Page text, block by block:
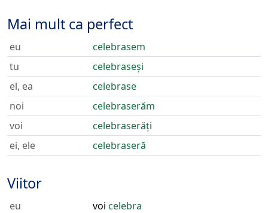
Mai mult ca perfect
eu
celebrasem
tu
celebraseși
el, ea
celebrase
noi
celebraserăm
voi
celebraserăți
ei, ele
celebraseră
Viitor
eu voi celebra